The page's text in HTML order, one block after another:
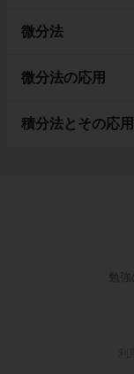
微分法
微分法の応用
積分法とその応用
勉